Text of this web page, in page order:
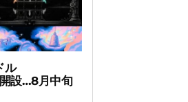
ル
設…8月中旬